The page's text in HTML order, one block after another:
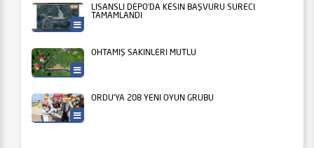
LİSANSLI DEPO’DA KESİN BAŞVURU SÜRECİ
TAMAMLANDI
OHTAMIŞ SAKİNLERİ MUTLU
ORDU’YA 208 YENİ OYUN GRUBU